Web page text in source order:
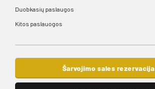
Duobkasių paslaugos
Kitos paslauogos
Šarvojimo sales rezervacija